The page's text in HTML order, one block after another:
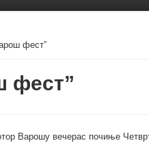
фест”
фест”
Варошу вечерас почиње